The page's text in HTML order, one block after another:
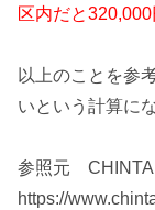
区内だと
以上のことを参
いという計算に
参照元
https://